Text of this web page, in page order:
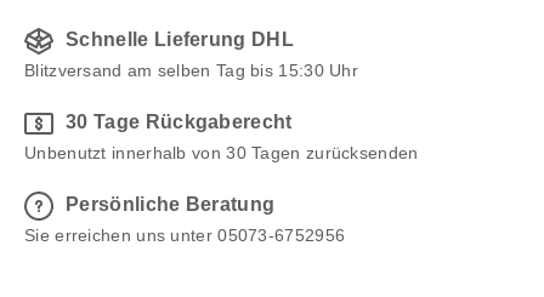
Schnelle Lieferung DHL
Blitzversand am selben Tag bis 15:30 Uhr
30 Tage Rückgaberecht
Unbenutzt innerhalb von 30 Tagen zurücksenden
Persönliche Beratung
Sie erreichen uns unter 05073-6752956